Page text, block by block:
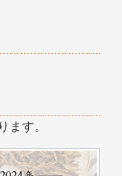
ます。